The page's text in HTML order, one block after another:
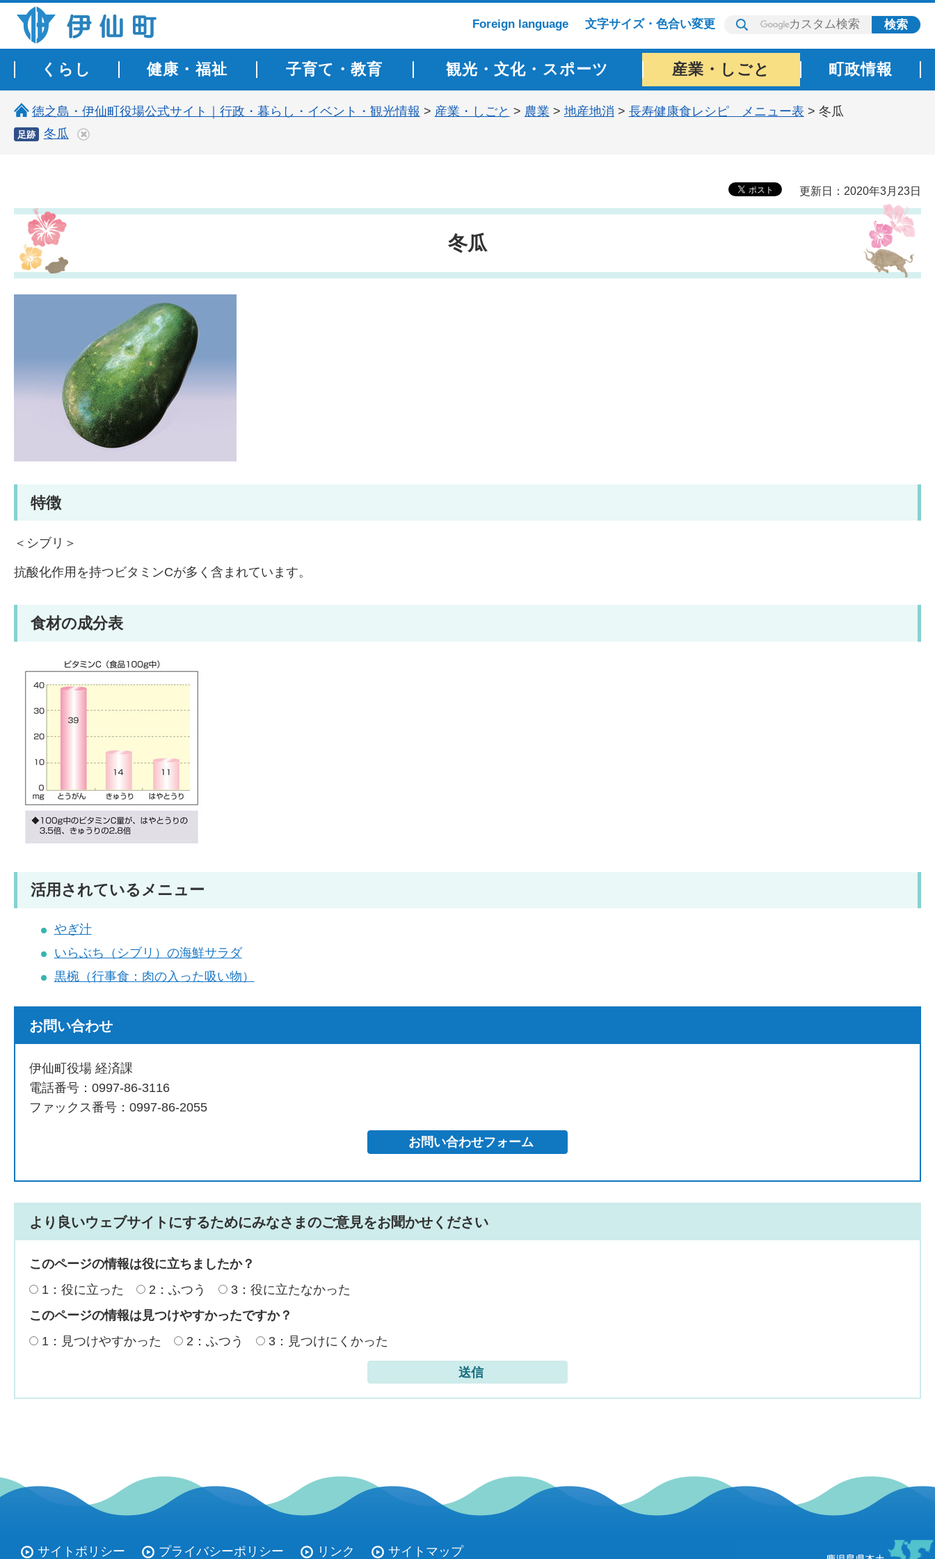
伊仙町 健康・長寿と子宝の町 Foreign language 文字サイズ・色合い変更
くらし 健康・福祉 子育て・教育 観光・文化・スポーツ 産業・しごと 町政情報
徳之島・伊仙町役場公式サイト｜行政・暮らし・イベント・観光情報 > 産業・しごと > 農業 > 地産地消 > 長寿健康食レシピ メニュー表 > 冬瓜
足跡 冬瓜
更新日：2020年3月23日
冬瓜
特徴
＜シブリ＞
抗酸化作用を持つビタミンCが多く含まれています。
食材の成分表
活用されているメニュー
やぎ汁
いらぶち（シブリ）の海鮮サラダ
黒椀（行事食：肉の入った吸い物）
お問い合わせ
伊仙町役場 経済課
電話番号：0997-86-3116
ファックス番号：0997-86-2055
より良いウェブサイトにするためにみなさまのご意見をお聞かせください
このページの情報は役に立ちましたか？
1：役に立った
2：ふつう
3：役に立たなかった
このページの情報は見つけやすかったですか？
1：見つけやすかった
2：ふつう 3：見つけにくかった
サイトポリシー プライバシーポリシー リンク サイトマップ